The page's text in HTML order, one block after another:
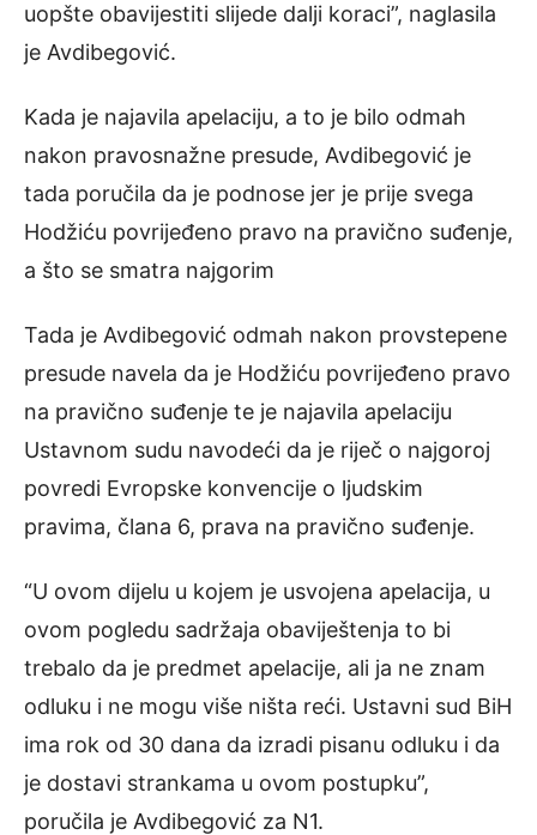
uopšte obavijestiti slijede dalji koraci”, naglasila
je Avdibegović.
Kada je najavila apelaciju, a to je bilo odmah
nakon pravosnažne presude, Avdibegović je
tada poručila da je podnose jer je prije svega
Hodžiću povrijeđeno pravo na pravično suđenje,
a što se smatra najgorim
Tada je Avdibegović odmah nakon provstepene
presude navela da je Hodžiću povrijeđeno pravo
na pravično suđenje te je najavila apelaciju
Ustavnom sudu navodeći da je riječ o najgoroj
povredi Evropske konvencije o ljudskim
pravima, člana 6, prava na pravično suđenje.
“U ovom dijelu u kojem je usvojena apelacija, u
ovom pogledu sadržaja obaviještenja to bi
trebalo da je predmet apelacije, ali ja ne znam
odluku i ne mogu više ništa reći. Ustavni sud BiH
ima rok od 30 dana da izradi pisanu odluku i da
je dostavi strankama u ovom postupku”,
poručila je Avdibegović za N1.